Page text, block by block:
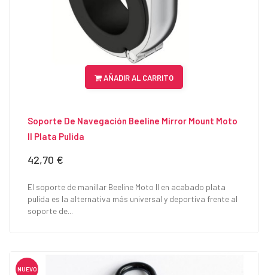
AÑADIR AL CARRITO
Soporte De Navegación Beeline Mirror Mount Moto
II Plata Pulida
Precio
42,70 €
El soporte de manillar Beeline Moto II en acabado plata
pulida es la alternativa más universal y deportiva frente al
soporte de...
NUEVO